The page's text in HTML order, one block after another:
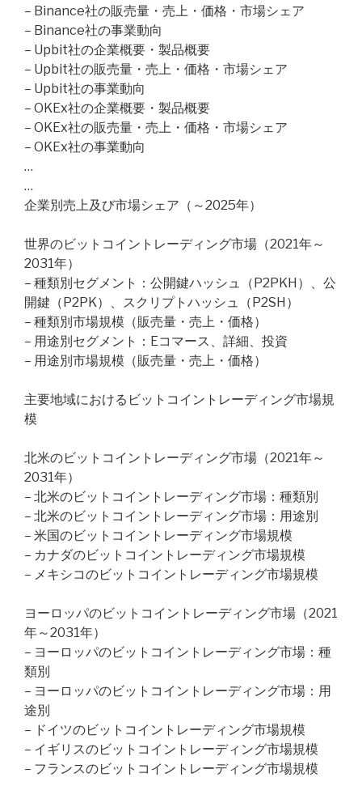
– Binance社の販売量・売上・価格・市場シェア
– Binance社の事業動向
– Upbit社の企業概要・製品概要
– Upbit社の販売量・売上・価格・市場シェア
– Upbit社の事業動向
– OKEx社の企業概要・製品概要
– OKEx社の販売量・売上・価格・市場シェア
– OKEx社の事業動向
…
…
企業別売上及び市場シェア（～2025年）
世界のビットコイントレーディング市場（2021年～
2031年）
– 種類別セグメント：公開鍵ハッシュ（P2PKH）、公
開鍵（P2PK）、スクリプトハッシュ（P2SH）
– 種類別市場規模（販売量・売上・価格）
– 用途別セグメント：Eコマース、詳細、投資
– 用途別市場規模（販売量・売上・価格）
主要地域におけるビットコイントレーディング市場規
模
北米のビットコイントレーディング市場（2021年～
2031年）
– 北米のビットコイントレーディング市場：種類別
– 北米のビットコイントレーディング市場：用途別
– 米国のビットコイントレーディング市場規模
– カナダのビットコイントレーディング市場規模
– メキシコのビットコイントレーディング市場規模
ヨーロッパのビットコイントレーディング市場（2021
年～2031年）
– ヨーロッパのビットコイントレーディング市場：種
類別
– ヨーロッパのビットコイントレーディング市場：用
途別
– ドイツのビットコイントレーディング市場規模
– イギリスのビットコイントレーディング市場規模
– フランスのビットコイントレーディング市場規模